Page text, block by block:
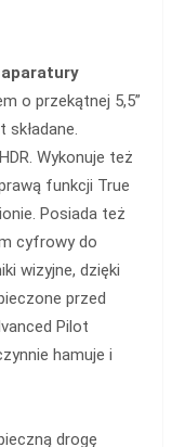
aparatury
o przekątnej 5,5”
składane.
Wykonuje też
funkcji True
Posiada też
cyfrowy do
wizyjne, dzięki
przed
Pilot
hamuje i
drogę